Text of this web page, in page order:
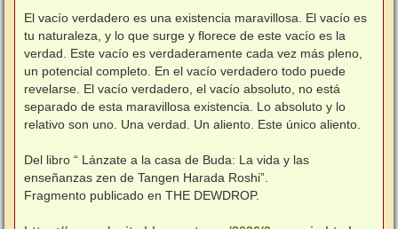
El vacío verdadero es una existencia maravillosa. El vacío es
tu naturaleza, y lo que surge y florece de este vacío es la
verdad. Este vacío es verdaderamente cada vez más pleno,
un potencial completo. En el vacío verdadero todo puede
revelarse. El vacío verdadero, el vacío absoluto, no está
separado de esta maravillosa existencia. Lo absoluto y lo
relativo son uno. Una verdad. Un aliento. Este único aliento.
Del libro “ Lánzate a la casa de Buda: La vida y las
enseñanzas zen de Tangen Harada Roshi”.
Fragmento publicado en THE DEWDROP.